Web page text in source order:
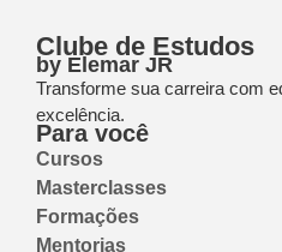
Clube de Estudos
by Elemar JR
Transforme sua carreira com
excelência.
Para você
Cursos
Masterclasses
Formações
Mentorias